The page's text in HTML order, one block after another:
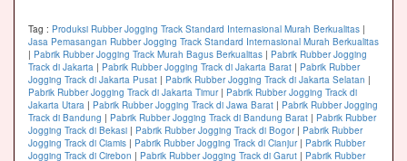
Tag : Produksi Rubber Jogging Track Standard Internasional Murah Berkualitas |
Jasa Pemasangan Rubber Jogging Track Standard Internasional Murah Berkualitas
| Pabrik Rubber Jogging Track Murah Bagus Berkualitas | Pabrik Rubber Jogging
Track di Jakarta | Pabrik Rubber Jogging Track di Jakarta Barat | Pabrik Rubber
Jogging Track di Jakarta Pusat | Pabrik Rubber Jogging Track di Jakarta Selatan |
Pabrik Rubber Jogging Track di Jakarta Timur| Pabrik Rubber Jogging Track di
Jakarta Utara | Pabrik Rubber Jogging Track di Jawa Barat | Pabrik Rubber Jogging
Track di Bandung | Pabrik Rubber Jogging Track di Bandung Barat | Pabrik Rubber
Jogging Track di Bekasi | Pabrik Rubber Jogging Track di Bogor| Pabrik Rubber
Jogging Track di Ciamis | Pabrik Rubber Jogging Track di Cianjur| Pabrik Rubber
Jogging Track di Cirebon | Pabrik Rubber Jogging Track di Garut | Pabrik Rubber